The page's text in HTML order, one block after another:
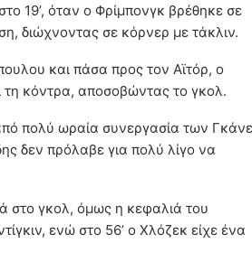
19’, όταν ο Φρίμπονγκ βρέθηκε σε
διώχνοντας σε κόρνερ με τάκλιν.
και πάσα προς τον Αϊτόρ, ο
κόντρα, αποσοβώντας το γκολ.
πολύ ωραία συνεργασία των
δεν πρόλαβε για πολύ λίγο να
στο γκολ, όμως η κεφαλιά του
ενώ στο 56’ ο Χλόζεκ είχε ένα